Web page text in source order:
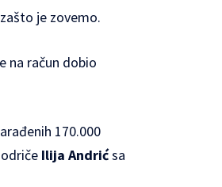
je zovemo.
na račun dobio
170.000
Ilija Andrićsa